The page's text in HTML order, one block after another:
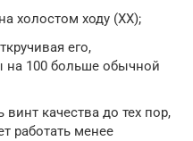
холостом ходу (ХХ);
его,
на 100 больше обычной
винт качества до тех пор,
работать менее